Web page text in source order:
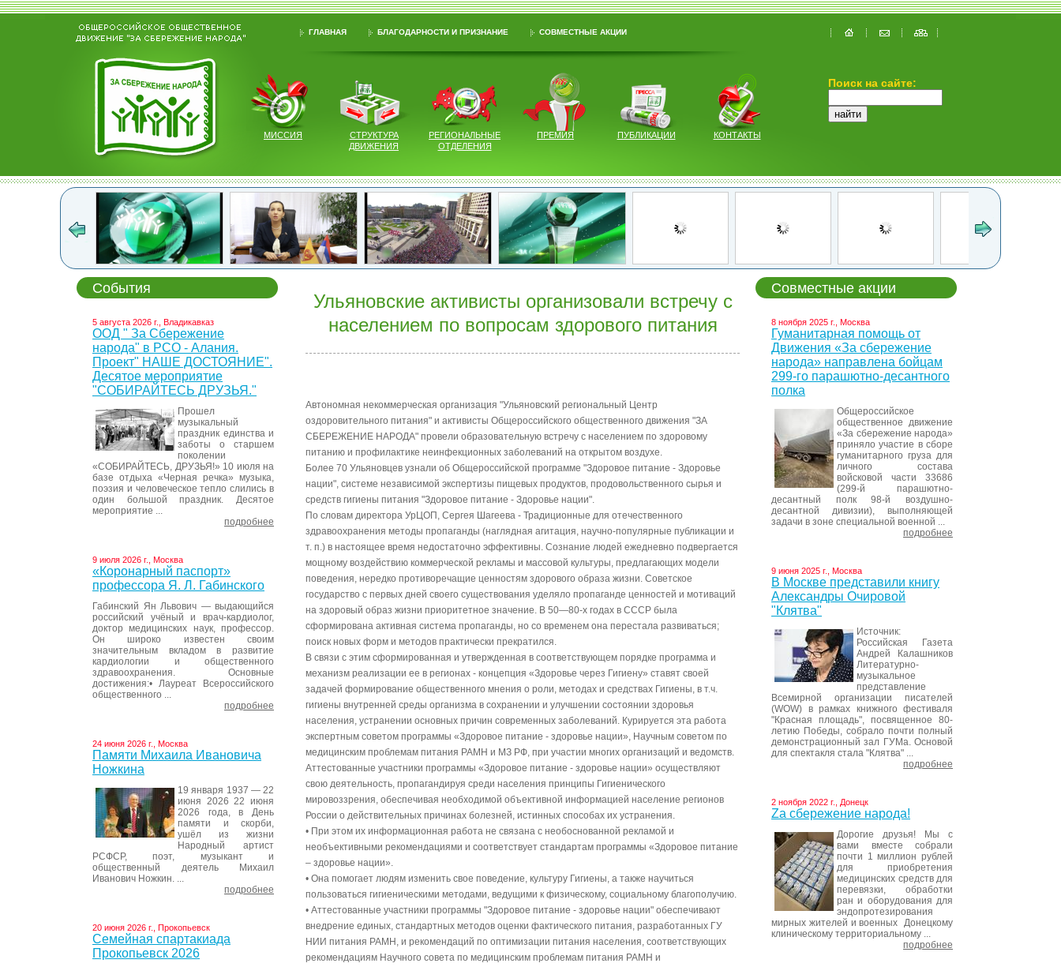
ГЛАВНАЯ БЛАГОДАРНОСТИ И ПРИЗНАНИЕ СОВМЕСТНЫЕ АКЦИИ
МИССИЯ
СТРУКТУРА
ДВИЖЕНИЯ
РЕГИОНАЛЬНЫЕ
ОТДЕЛЕНИЯ
ПРЕМИЯ ПУБЛИКАЦИИ КОНТАКТЫ
Поиск на сайте:
События
5 августа 2026 г., Владикавказ
ООД " За Сбережение
народа" в РСО - Алания.
Проект" НАШЕ ДОСТОЯНИЕ".
Десятое мероприятие
"СОБИРАЙТЕСЬ ДРУЗЬЯ."
Прошел
музыкальный
праздник единства и
заботы о старшем
поколении
«СОБИРАЙТЕСЬ, ДРУЗЬЯ!» 10 июля на
базе отдыха «Черная речка» музыка,
поэзия и человеческое тепло слились в
один большой праздник. Десятое
мероприятие ...
подробнее
9 июля 2026 г., Москва
«Коронарный паспорт»
профессора Я. Л. Габинского
Габинский Ян Львович — выдающийся
российский учёный и врач-кардиолог,
доктор медицинских наук, профессор.
Он широко известен своим
значительным вкладом в развитие
кардиологии и общественного
здравоохранения. Основные
достижения:• Лауреат Всероссийского
общественного ...
подробнее
24 июня 2026 г., Москва
Памяти Михаила Ивановича
Ножкина
19 января 1937 — 22
июня 2026 22 июня
2026 года, в День
памяти и скорби,
ушёл из жизни
Народный артист
РСФСР, поэт, музыкант и
общественный деятель Михаил
Иванович Ножкин. ...
подробнее
20 июня 2026 г., Прокопьевск
Семейная спартакиада
Прокопьевск 2026
Ульяновские активисты организовали встречу с
населением по вопросам здорового питания
Автономная некоммерческая организация "Ульяновский региональный Центр
оздоровительного питания" и активисты Общероссийского общественного движения "ЗА
СБЕРЕЖЕНИЕ НАРОДА" провели образовательную встречу с населением по здоровому
питанию и профилактике неинфекционных заболеваний на открытом воздухе.
Более 70 Ульяновцев узнали об Общероссийской программе "Здоровое питание - Здоровье
нации", системе независимой экспертизы пищевых продуктов, продовольственного сырья и
средств гигиены питания "Здоровое питание - Здоровье нации".
По словам директора УрЦОП, Сергея Шагеева - Традиционные для отечественного
здравоохранения методы пропаганды (наглядная агитация, научно-популярные публикации и
т. п.) в настоящее время недостаточно эффективны. Сознание людей ежедневно подвергается
мощному воздействию коммерческой рекламы и массовой культуры, предлагающих модели
поведения, нередко противоречащие ценностям здорового образа жизни. Советское
государство с первых дней своего существования уделяло пропаганде ценностей и мотиваций
на здоровый образ жизни приоритетное значение. В 50—80-х годах в СССР была
сформирована активная система пропаганды, но со временем она перестала развиваться;
поиск новых форм и методов практически прекратился.
В связи с этим сформированная и утвержденная в соответствующем порядке программа и
механизм реализации ее в регионах - концепция «Здоровье через Гигиену» ставят своей
задачей формирование общественного мнения о роли, методах и средствах Гигиены, в т.ч.
гигиены внутренней среды организма в сохранении и улучшении состоянии здоровья
населения, устранении основных причин современных заболеваний. Курируется эта работа
экспертным советом программы «Здоровое питание - здоровье нации», Научным советом по
медицинским проблемам питания РАМН и МЗ РФ, при участии многих организаций и ведомств.
Аттестованные участники программы «Здоровое питание - здоровье нации» осуществляют
свою деятельность, пропагандируя среди населения принципы Гигиенического
мировоззрения, обеспечивая необходимой объективной информацией население регионов
России о действительных причинах болезней, истинных способах их устранения.
• При этом их информационная работа не связана с необоснованной рекламой и
необъективными рекомендациями и соответствует стандартам программы «Здоровое питание
– здоровье нации».
• Она помогает людям изменить свое поведение, культуру Гигиены, а также научиться
пользоваться гигиеническими методами, ведущими к физическому, социальному благополучию.
• Аттестованные участники программы "Здоровое питание - здоровье нации" обеспечивают
внедрение единых, стандартных методов оценки фактического питания, разработанных ГУ
НИИ питания РАМН, и рекомендаций по оптимизации питания населения, соответствующих
рекомендациям Научного совета по медицинским проблемам питания РАМН и
Совместные акции
8 ноября 2025 г., Москва
Гуманитарная помощь от
Движения «За сбережение
народа» направлена бойцам
299-го парашютно-десантного
полка
Общероссийское
общественное движение
«За сбережение народа»
приняло участие в сборе
гуманитарного груза для
личного состава
войсковой части 33686
(299-й парашютно-
десантный полк 98-й воздушно-
десантной дивизии), выполняющей
задачи в зоне специальной военной ...
подробнее
9 июня 2025 г., Москва
В Москве представили книгу
Александры Очировой
"Клятва"
Источник:
Российская Газета
Андрей Калашников
Литературно-
музыкальное
представление
Всемирной организации писателей
(WOW) в рамках книжного фестиваля
"Красная площадь", посвященное 80-
летию Победы, собрало почти полный
демонстрационный зал ГУМа. Основой
для спектакля стала "Клятва" ...
подробнее
2 ноября 2022 г., Донецк
Za сбережение народа!
Дорогие друзья! Мы с
вами вместе собрали
почти 1 миллион рублей
для приобретения
медицинских средств для
перевязки, обработки
ран и оборудования для
эндопротезирования
мирных жителей и военных Донецкому
клиническому территориальному ...
подробнее